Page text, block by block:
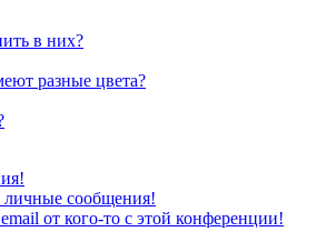
в них?
разные цвета?
личные сообщения!
от кого-то с этой конференции!